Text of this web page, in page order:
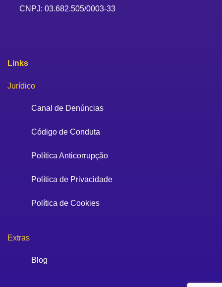
CNPJ: 03.682.505/0003-33
Links
Jurídico
Canal de Denúncias
Código de Conduta
Política Anticorrupção
Política de Privacidade
Política de Cookies
Extras
Blog